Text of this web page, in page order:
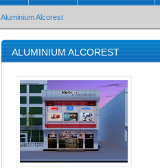
Aluminium Alcorest
ALUMINIUM ALCOREST